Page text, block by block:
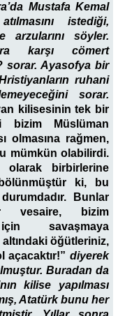
Mustafa Kemal
istediği,
arzularını söyler.
karşı cömert
sorar. Ayasofya bir
ruhani
sorar.
kilisesinin tek bir
Müslüman
olmasına rağmen,
mümkün olabilirdi.
olarak birbirlerine
ki, bu
Bunlar
vesaire, bizim
savaşmaya
altındaki öğütleriniz,
açacaktır!” diyerek
Buradan da
kilise yapılması
Atatürk bunu her